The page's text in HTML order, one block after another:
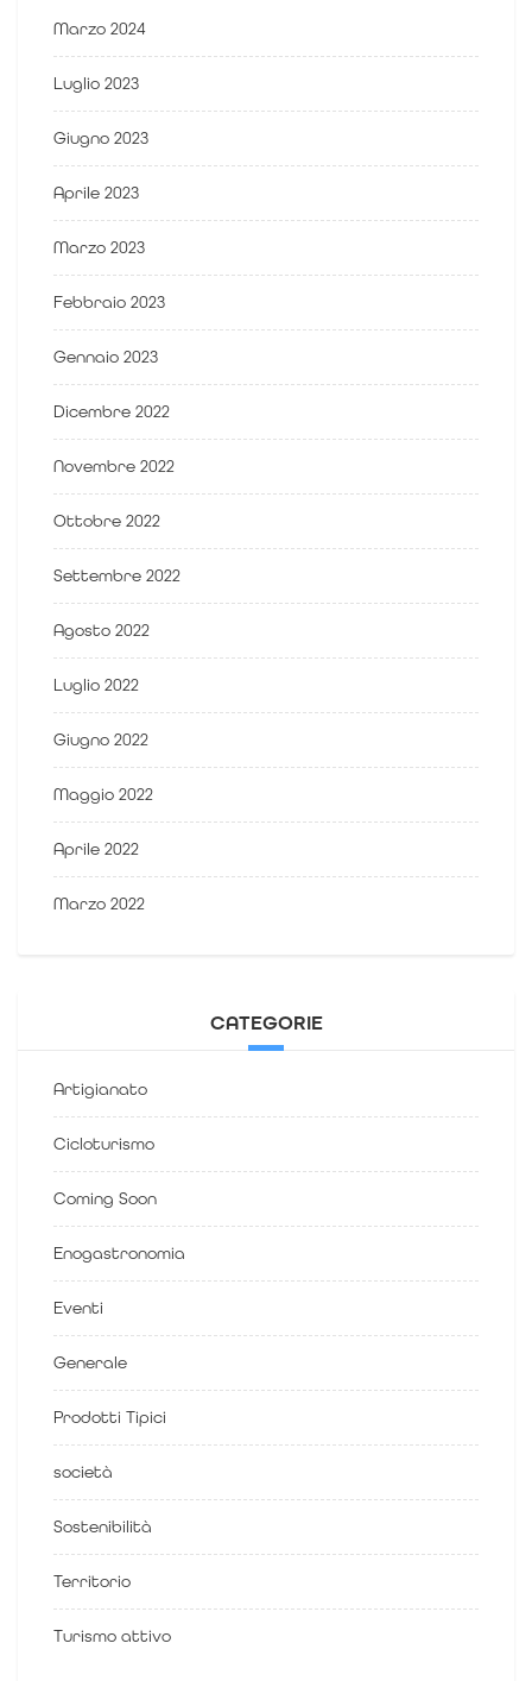
Marzo 2024
Luglio 2023
Giugno 2023
Aprile 2023
Marzo 2023
Febbraio 2023
Gennaio 2023
Dicembre 2022
Novembre 2022
Ottobre 2022
Settembre 2022
Agosto 2022
Luglio 2022
Giugno 2022
Maggio 2022
Aprile 2022
Marzo 2022
CATEGORIE
Artigianato
Cicloturismo
Coming Soon
Enogastronomia
Eventi
Generale
Prodotti Tipici
società
Sostenibilità
Territorio
Turismo attivo